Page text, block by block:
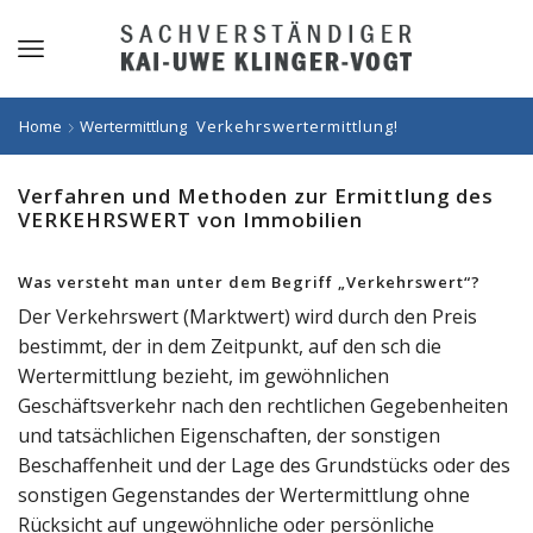
Home Wertermittlung Verkehrswertermittlung!
Verfahren und Methoden zur Ermittlung des
VERKEHRSWERT von Immobilien
Was versteht man unter dem Begriff „Verkehrswert“?
Der Verkehrswert (Marktwert) wird durch den Preis
bestimmt, der in dem Zeitpunkt, auf den sch die
Wertermittlung bezieht, im gewöhnlichen
Geschäftsverkehr nach den rechtlichen Gegebenheiten
und tatsächlichen Eigenschaften, der sonstigen
Beschaffenheit und der Lage des Grundstücks oder des
sonstigen Gegenstandes der Wertermittlung ohne
Rücksicht auf ungewöhnliche oder persönliche